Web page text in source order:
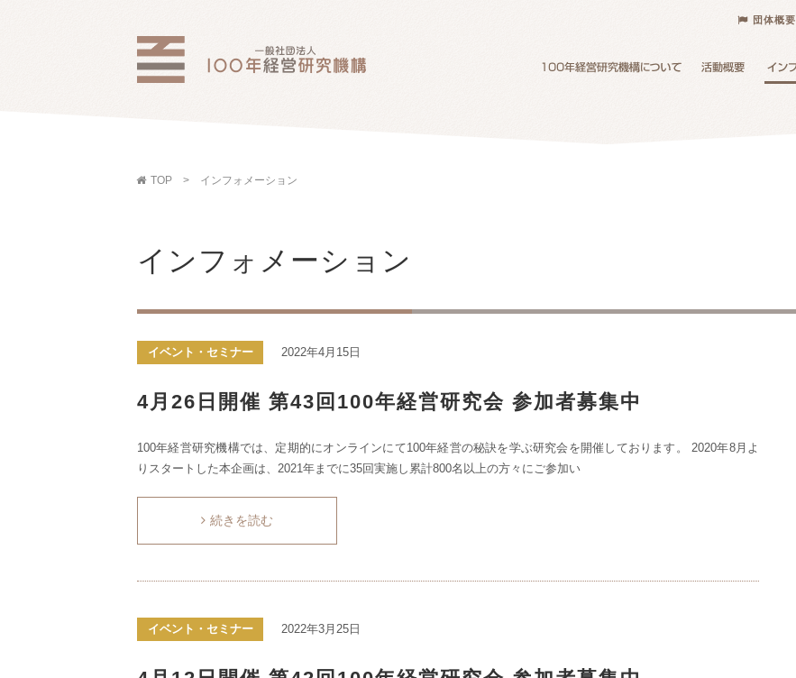
団体概要
TOP インフォメーション
インフォメーション
イベント・セミナー 2022年4月15日
4月26日開催 第43回100年経営研究会 参加者募集中
100年経営研究機構では、定期的にオンラインにて100年経営の秘訣を学ぶ研究会を開催しております。 2020年8月よ
りスタートした本企画は、2021年までに35回実施し累計800名以上の方々にご参加い
続きを読む
イベント・セミナー 2022年3月25日